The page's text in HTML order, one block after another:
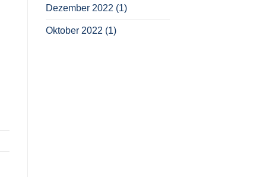
Dezember 2022 (1)
Oktober 2022 (1)